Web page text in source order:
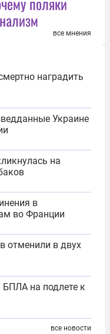
все мнения
наградить
Украине
на
в
во Франции
отменили в двух
на подлете к
все новости